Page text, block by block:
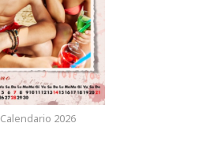
Calendario 2026